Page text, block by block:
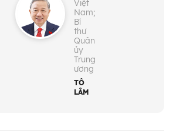
Việt
Nam;
Bí
thư
Quân
ủy
Trung
ương
TÔ
LÂM